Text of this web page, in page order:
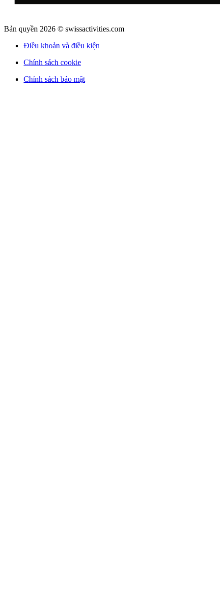
Bản quyền 2026 © swissactivities.com
Điều khoản và điều kiện
Chính sách cookie
Chính sách bảo mật